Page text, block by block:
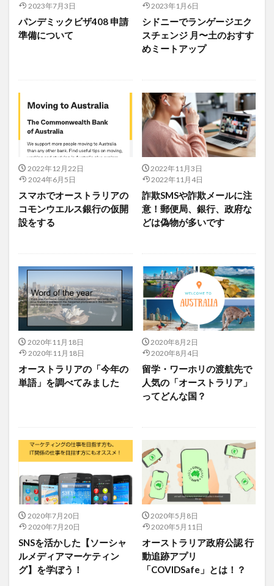
2023年7月3日
パンデミックビザ408 申請
準備について
2023年1月6日
シドニーでランゲージエク
スチェンジ 月〜土のおすす
めミートアップ
2022年12月22日
2024年6月5日
スマホでオーストラリアの
コモンウエルス銀行の仮開
設をする
2022年11月3日
2022年11月4日
詐欺SMSや詐欺メールに注
意！郵便局、銀行、政府な
どは偽物が多いです
2020年11月18日
2020年11月18日
オーストラリアの「今年の
単語」を調べてみました
2020年8月2日
2020年8月4日
留学・ワーホリの渡航先で
人気の「オーストラリア」
ってどんな国？
2020年7月20日
2020年7月20日
SNSを活かした【ソーシャ
ルメディアマーケティン
グ】を学ぼう！
2020年5月8日
2020年5月11日
オーストラリア政府公認 行
動追跡アプリ
「COVIDSafe」とは！？